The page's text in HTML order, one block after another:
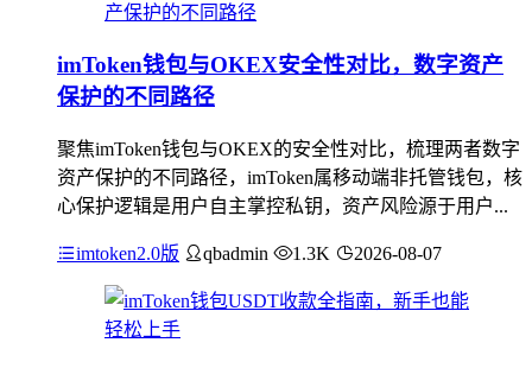
imToken钱包与OKEX安全性对比，数字资产
保护的不同路径
聚焦imToken钱包与OKEX的安全性对比，梳理两者数字
资产保护的不同路径，imToken属移动端非托管钱包，核
心保护逻辑是用户自主掌控私钥，资产风险源于用户...
imtoken2.0版 qbadmin 1.3K 2026-08-07